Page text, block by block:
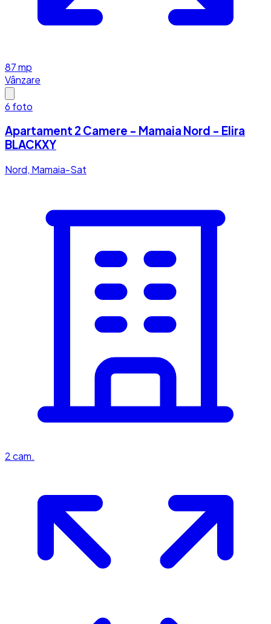
87mp
Vânzare
6 foto
Apartament 2 Camere - Mamaia Nord - Elira
BLACKXY
Nord, Mamaia-Sat
2cam.